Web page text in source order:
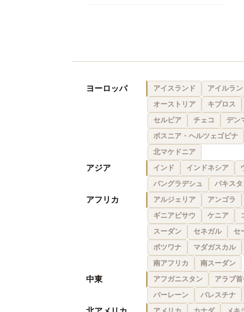
ヨーロッパ アイスランド アイルラン
オーストリア
キプロス
セルビア
チェコ デン
ボスニア・ヘルツェゴビナ
北マケドニア
アジア インド インドネシア
バングラデシュ
パキス
アフリカ アルジェリア アンゴラ
ギニアビサウ
ケニア
スーダン
セネガル セ
ボツワナ
マダガスカル
南アフリカ
南スーダン
中東 アフガニスタン アラブ首
バーレーン
パレスチナ